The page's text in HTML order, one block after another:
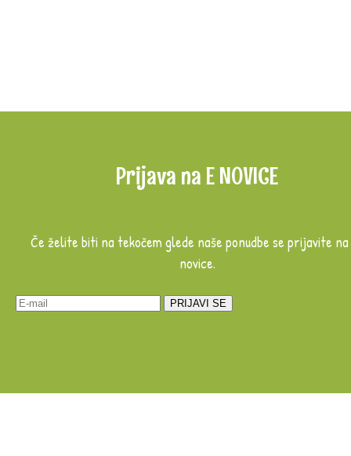
Prijava na E NOVICE
Če želite biti na tekočem glede naše ponudbe se prijavite
novice.